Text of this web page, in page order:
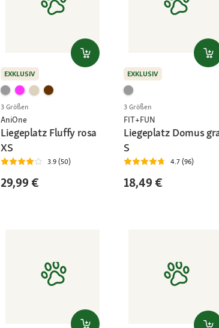
EXKLUSIV
3 Größen
AniOne
Liegeplatz Fluffy rosa
XS
3.9 (50)
29,99 €
EXKLUSIV
3 Größen
FIT+FUN
Liegeplatz Domus
S
4.7 (96)
18,49 €